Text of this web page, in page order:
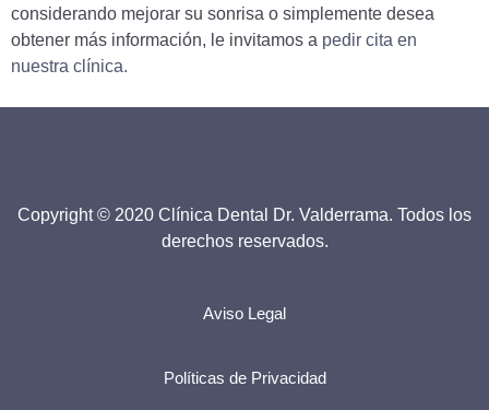
considerando mejorar su sonrisa o simplemente desea
obtener más información, le invitamos a pedir cita en
nuestra clínica.
Copyright © 2020 Clínica Dental Dr. Valderrama. Todos los
derechos reservados.
Aviso Legal
Políticas de Privacidad